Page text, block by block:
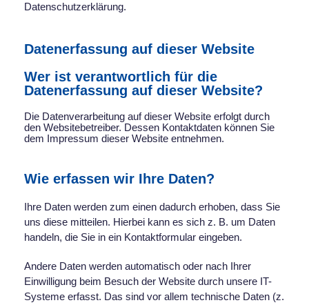
Datenschutzerklärung.
Datenerfassung auf dieser Website
Wer ist verantwortlich für die
Datenerfassung auf dieser Website?
Die Datenverarbeitung auf dieser Website erfolgt durch
den Websitebetreiber. Dessen Kontaktdaten können Sie
dem Impressum dieser Website entnehmen.
Wie erfassen wir Ihre Daten?
Ihre Daten werden zum einen dadurch erhoben, dass Sie
uns diese mitteilen. Hierbei kann es sich z. B. um Daten
handeln, die Sie in ein Kontaktformular eingeben.
Andere Daten werden automatisch oder nach Ihrer
Einwilligung beim Besuch der Website durch unsere IT-
Systeme erfasst. Das sind vor allem technische Daten (z.